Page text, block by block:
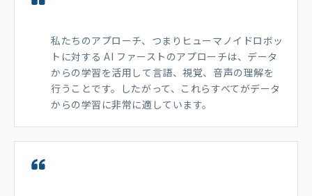
私たちのアプローチ、つまりヒューマノイドロボッ
トに対する AI ファーストのアプローチは、データ
からの学習を活用して言語、視覚、音声の理解を
行うことです。したがって、これらすべてがデータ
からの学習に非常に適しています。